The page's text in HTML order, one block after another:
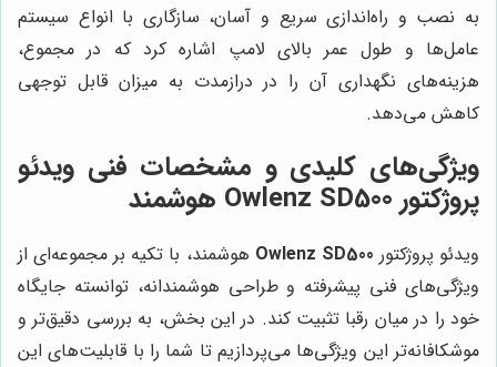
به نصب و راه‌اندازی سریع و آسان، سازگاری با انواع سیستم‌
عامل‌ها و طول عمر بالای لامپ اشاره کرد که در مجموع،
هزینه‌های نگهداری آن را در درازمدت به میزان قابل توجهی
کاهش می‌دهد.
ویژگی‌های کلیدی و مشخصات فنی ویدئو
پروژکتور Owlenz SD500 هوشمند
ویدئو پروژکتور Owlenz SD500 هوشمند، با تکیه بر مجموعه‌ای از
ویژگی‌های فنی پیشرفته و طراحی هوشمندانه، توانسته جایگاه
خود را در میان رقبا تثبیت کند. در این بخش، به بررسی دقیق‌تر و
موشکافانه‌تر این ویژگی‌ها می‌پردازیم تا شما را با قابلیت‌های این